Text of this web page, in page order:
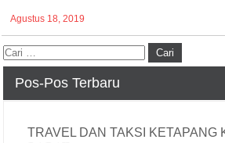
Agustus 18, 2019
Pos-Pos Terbaru
TRAVEL DAN TAKSI KETAPANG